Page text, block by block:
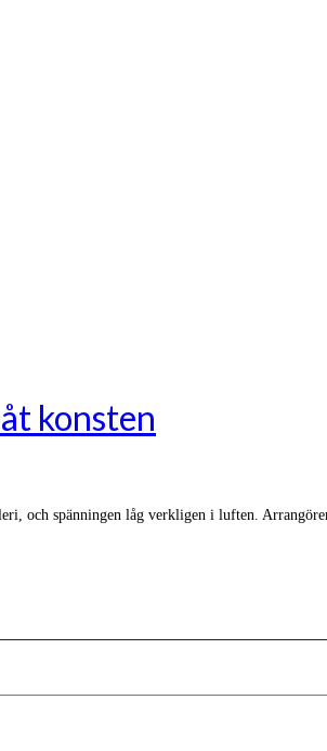
konsten
och spänningen låg verkligen i luften.